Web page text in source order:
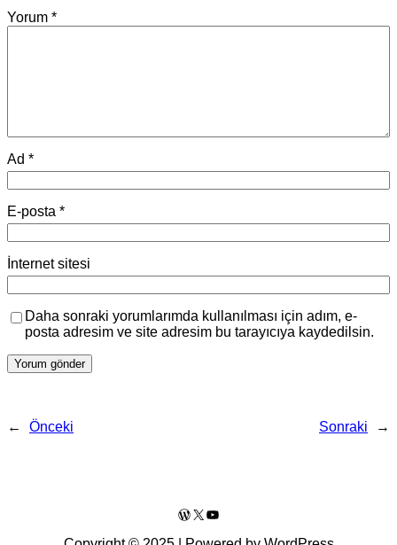
Yorum *
Ad *
E-posta *
İnternet sitesi
Daha sonraki yorumlarımda kullanılması için adım, e-
posta adresim ve site adresim bu tarayıcıya kaydedilsin.
← Önceki Sonraki →
WordPress
X YouTube